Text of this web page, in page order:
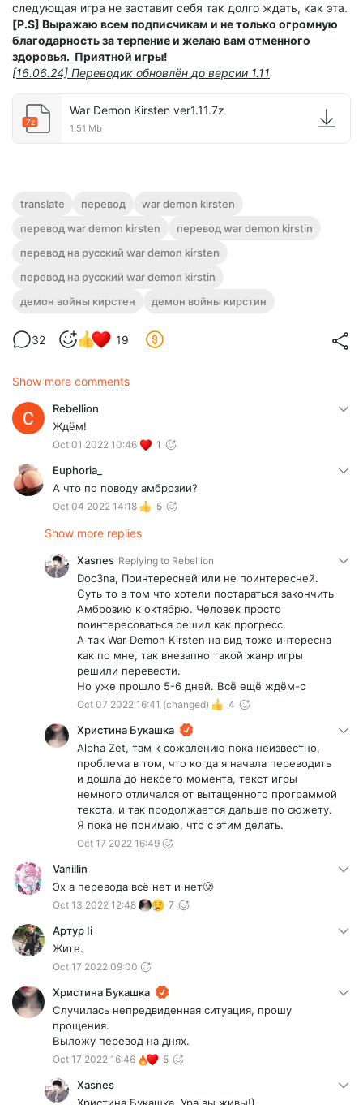
следующая игра не заставит себя так долго ждать, как эта.
[P.S] Выражаю всем подписчикам и не только огромную
благодарность за терпение и желаю вам отменного
здоровья. Приятной игры!
[16.06.24] Переводик обновлён до версии 1.11
7z
War Demon Kirsten ver1.11.7z
1.51 Mb
translate перевод
war demon kirsten
перевод war demon kirsten
перевод war demon kirstin
перевод на русский war demon kirsten
перевод на русский war demon kirstin
демон войны кирстен
демон войны кирстин
32 19
Show more comments
Rebellion
Ждём!
Oct 01 2022 10:46 1
Euphoria_
А что по поводу амброзии?
Oct 04 2022 14:18 5
Show more replies
Xasnes Replying to Rebellion
Doc3na, Поинтересней или не поинтересней.
Суть то в том что хотели постараться закончить
Амброзию к октябрю. Человек просто
поинтересоваться решил как прогресс.
А так War Demon Kirsten на вид тоже интересна
как по мне, так внезапно такой жанр игры
решили перевести.
Но уже прошло 5-6 дней. Всё ещё ждём-с
Oct 07 2022 16:41 (changed) 4
Христина Букашка
Alpha Zet, там к сожалению пока неизвестно,
проблема в том, что когда я начала переводить
и дошла до некоего момента, текст игры
немного отличался от вытащенного программой
текста, и так продолжается дальше по сюжету.
Я пока не понимаю, что с этим делать.
Oct 17 2022 16:49
Vanillin
Эх а перевода всё нет и нет🥲
Oct 13 2022 12:48 7
Артур Ii
Жите.
Oct 17 2022 09:00
Христина Букашка
Случилась непредвиденная ситуация, прошу
прощения.
Выложу перевод на днях.
Oct 17 2022 16:46 5
Xasnes